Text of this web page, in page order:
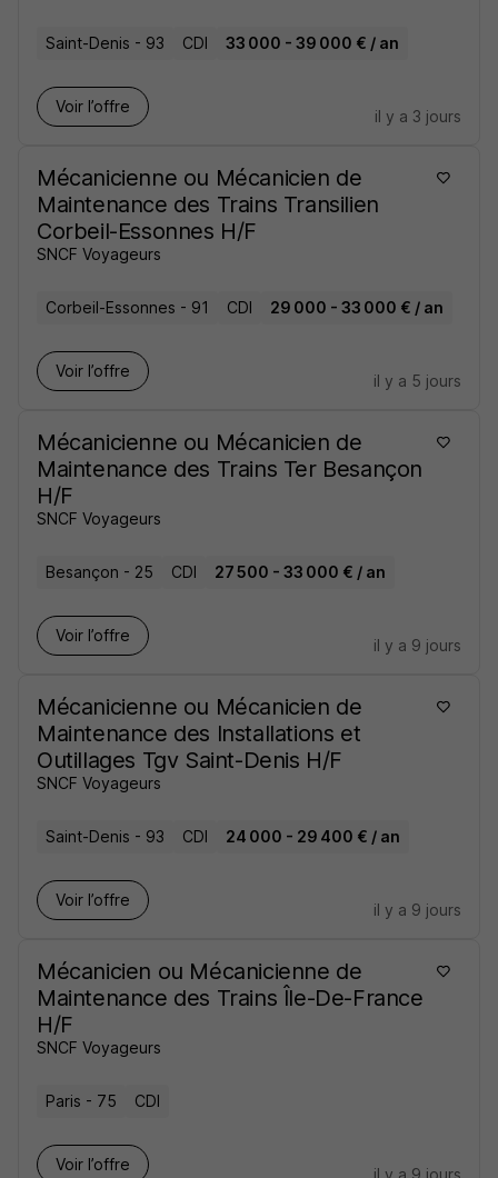
Saint-Denis - 93 CDI 33 000 - 39 000 € / an
Voir l’offre
il y a 3 jours
Mécanicienne ou Mécanicien de
Maintenance des Trains Transilien
Corbeil-Essonnes H/F
SNCF Voyageurs
Corbeil-Essonnes - 91 CDI 29 000 - 33 000 € / an
Voir l’offre
il y a 5 jours
Mécanicienne ou Mécanicien de
Maintenance des Trains Ter Besançon
H/F
SNCF Voyageurs
Besançon - 25 CDI 27 500 - 33 000 € / an
Voir l’offre
il y a 9 jours
Mécanicienne ou Mécanicien de
Maintenance des Installations et
Outillages Tgv Saint-Denis H/F
SNCF Voyageurs
Saint-Denis - 93 CDI 24 000 - 29 400 € / an
Voir l’offre
il y a 9 jours
Mécanicien ou Mécanicienne de
Maintenance des Trains Île-De-France
H/F
SNCF Voyageurs
Paris - 75 CDI
Voir l’offre
il y a 9 jours